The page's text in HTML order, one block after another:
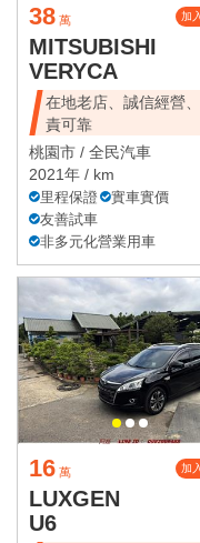
38 萬 加
MITSUBISHI
VERYCA
在地老店、誠信經營
責可靠
桃園市 / 全民汽車
2021年 / km
里程保證
實車實價
友善試車
非多元化營業用車
16 萬 加
LUXGEN
U6